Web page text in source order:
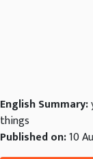
English Summary:
things
Published on:10